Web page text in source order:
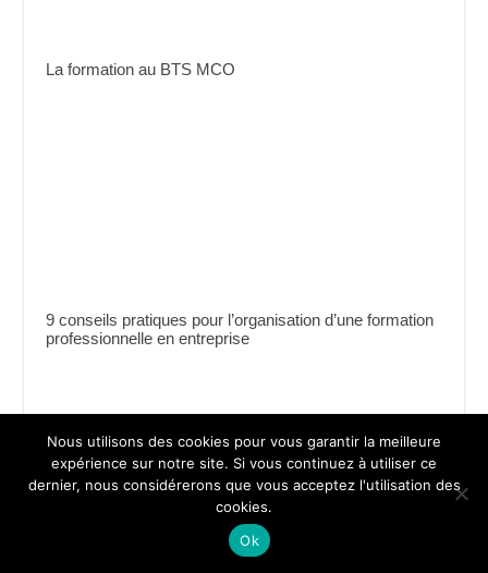
La formation au BTS MCO
9 conseils pratiques pour l’organisation d’une formation
professionnelle en entreprise
Nous utilisons des cookies pour vous garantir la meilleure
expérience sur notre site. Si vous continuez à utiliser ce
dernier, nous considérerons que vous acceptez l'utilisation des
cookies.
Ok